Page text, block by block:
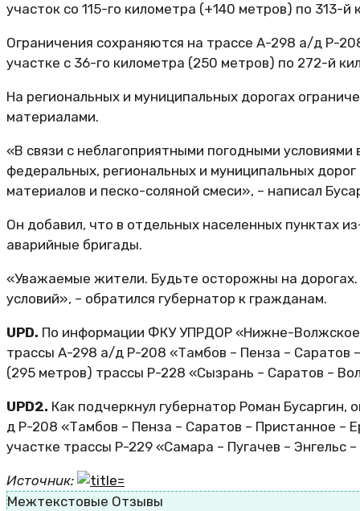
участок со 115-го километра (+140 метров) по
Ограничения сохраняются на трассе А-298 а/д Р-
участке с 36-го километра (250 метров) по 272-й
На региональных и муниципальных дорогах
материалами.
«В связи с неблагоприятными погодными
федеральных, региональных и муниципальных
материалов и песко-соляной смеси», – написал
Он добавил, что в отдельных населенных пунктах
аварийные бригады.
«Уважаемые жители. Будьте осторожны на
условий», – обратился губернатор к гражданам.
UPD. По информации ФКУ УПРДОР «Нижне-
трассы А-298 а/д Р-208 «Тамбов – Пенза – Саратов
(295 метров) трассы Р-228 «Сызрань – Саратов –
UPD2. Как подчеркнул губернатор Роман
д Р-208 «Тамбов – Пенза – Саратов – Пристанное –
участке трассы Р-229 «Самара – Пугачев – Энгельс
Источник:
Межтекстовые Отзывы